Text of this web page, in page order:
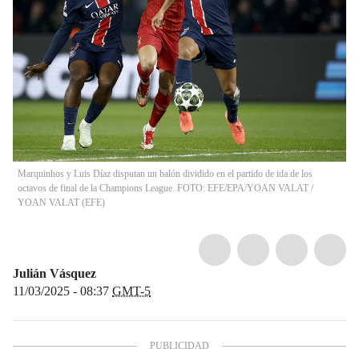
Marquinhos y Luis Díaz disputan un balón dividido en el partido de ida de los
octavos de final de la Champions League. FOTO: EFE/EPA/YOAN VALAT /
YOAN VALAT (EFE)
Julián Vásquez
11/03/2025 - 08:37 GMT-5